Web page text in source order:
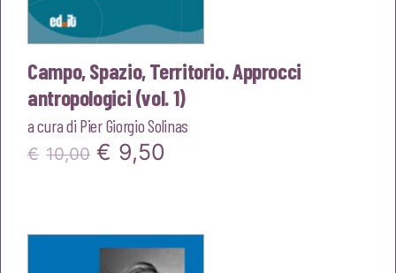
Campo, Spazio, Territorio. Approcci
antropologici (vol. 1)
a cura di Pier Giorgio Solinas
€ 10,00 Il
era:
€ 9,50
è: